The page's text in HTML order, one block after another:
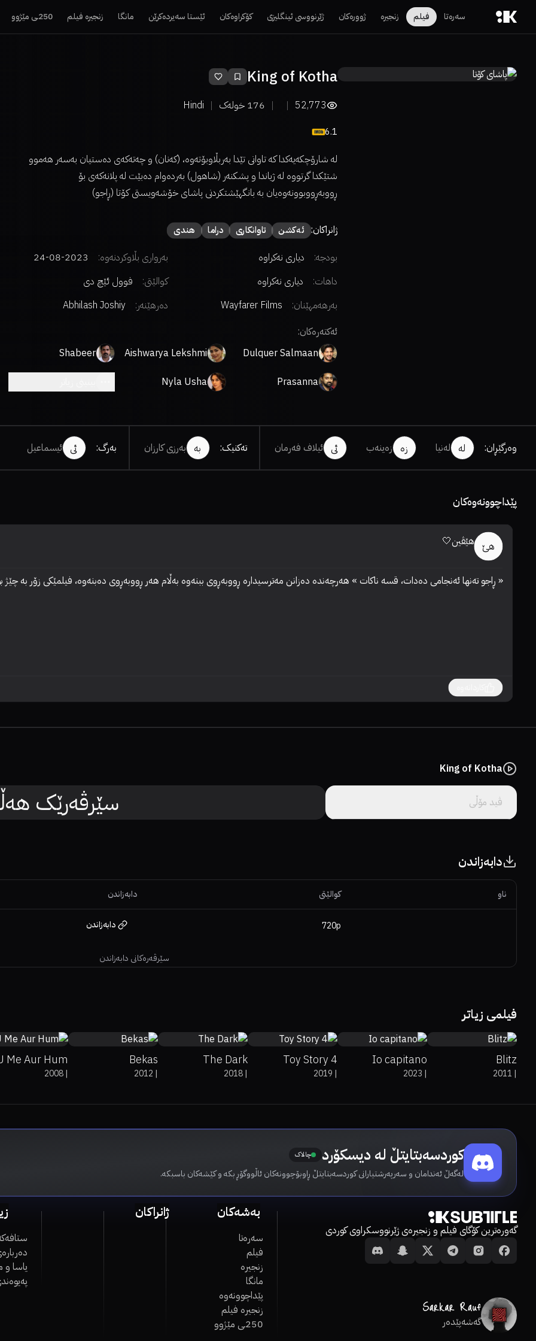
سەرەتا فیلم زنجیرە ژوورەکان ژێرنووسی ئینگلیزی کۆکراوەکان ئێستا سەیردەکرێن مانگا زنجیرە فیلم 250ـی مێژوو
King of Kotha
52,773
176 خولەک Hindi
6.1
لە شارۆچکەیەکدا کە تاوانی تێدا بەربڵاوبۆتەوە، (کەنان) و چەتەکەی دەستیان بەسەر هەموو
شتێکدا گرتووە لە ژیاندا و پشکنەر (شاهول) بەردەوام دەبێت لە پلانەکەی بۆ
ڕووبەڕووبوونەوەیان بە بانگهێشتکردنی پاشای خۆشەویستی کۆتا (ڕاجو)
ژانراکان: ئەكشن تاوانکاری دراما هندی
بودجە: دیاری نەکراوە بەرواری بڵاوکردنەوە:
2023-08-24
داهات:
دیاری نەکراوە کوالێتی:
فوول ئێچ دی
بەرهەمهێنان:
Wayfarer Films دەرهێنەر:
Abhilash Joshiy
ئەکتەرەکان:
Dulquer Salmaan
Aishwarya Lekshmi
Shabeer
Prasanna
Nyla Usha
وەرگێڕان: لە لەنیا زە زەینەب ئی ئیلاف فەرمان تەکنیک: بە بەرزی کارزان بەرگ: ئی ئیسماعیل
پێداچوونەوەکان
ھێ ھێڤین🤍
« ڕاجو تە‌نھا ئە‌نجامی دە‌دات، قسە‌ ناكات » ھە‌رچە‌ندە‌ دە‌زانن مە‌ترسیدارە‌ ڕووبە‌ڕوی ببنە‌وە‌ بە‌ڵام ھە‌ر ڕووبە‌ڕوی دە‌بنە‌وە‌، فیلمێكی زۆر بە‌ چێژ بوو، دە‌ستان ساغ
King of Kotha
ڤید مۆڵى سێرڤەرێک
دابەزاندن
سێرڤەرەکانی دابەزاندن
ناو کوالێتی دابەزاندن
720p دابەزاندن
فیلمی زیاتر
Blitz
|
2011
Io capitano
|
2023
Toy Story 4
|
2019
The Dark
|
2018
Bekas
|
2012
Me Aur Hum
|
2008
کوردسەبتایتڵ لە دیسکۆرد چالاک
لەگەڵ ئەندامان و سەرپەرشتیارانی کوردسەبتایتڵ ڕاوبۆچوونەکان ئاڵووگۆڕ بکە و کێشەکان باسبکە.
گەورەترین کۆگای فیلم و زنجیرەی ژێرنووسکراوی کوردی
گەشەپێدەر
بەشەکان
سەرەتا
فیلم
زنجیرە
مانگا
پێداچوونەوە
زنجیرە فیلم
250ـی مێژوو
ژانراکان
یاسا و